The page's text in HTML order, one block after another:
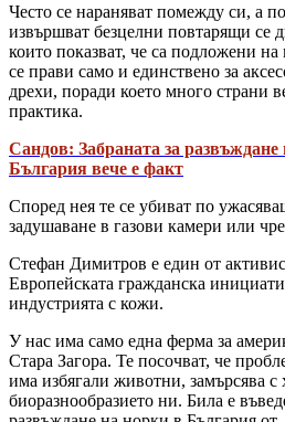
Често се нараняват помежду си, а
извършват безцелни повтарящи се
които показват, че са подложени
се прави само и единствено за
дрехи, поради което много страни
практика.
Сандов: Забраната за
България вече е факт
Според нея те се убиват по
задушаване в газови камери или
Стефан Димитров е един от
Европейската гражданска
индустрията с кожи.
У нас има само една ферма за
Стара Загора. Те посочват, че
има избягали животни, замърсява
биоразнообразието ни. Била е